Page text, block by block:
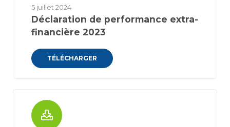
5 juillet 2024
Déclaration de performance extra-
financière 2023
TÉLÉCHARGER